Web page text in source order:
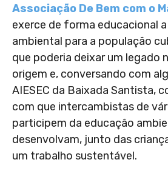
Associação De Bem com o
exerce de forma educacional
ambiental para a população
que poderia deixar um legado
origem e, conversando com
AIESEC da Baixada Santista,
com que intercambistas de
participem da educação
desenvolvam, junto das
um trabalho sustentável.